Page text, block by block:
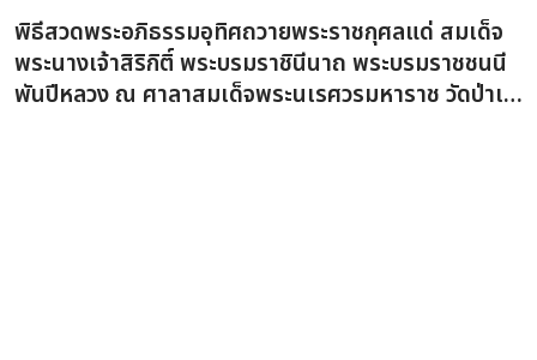
พิธีสวดพระอภิธรรมอุทิศถวายพระราชกุศลแด่ สมเด็จ
พระนางเจ้าสิริกิติ์ พระบรมราชินีนาถ พระบรมราชชนนี
พันปีหลวง ณ ศาลาสมเด็จพระนเรศวรมหาราช วัดป่าเล